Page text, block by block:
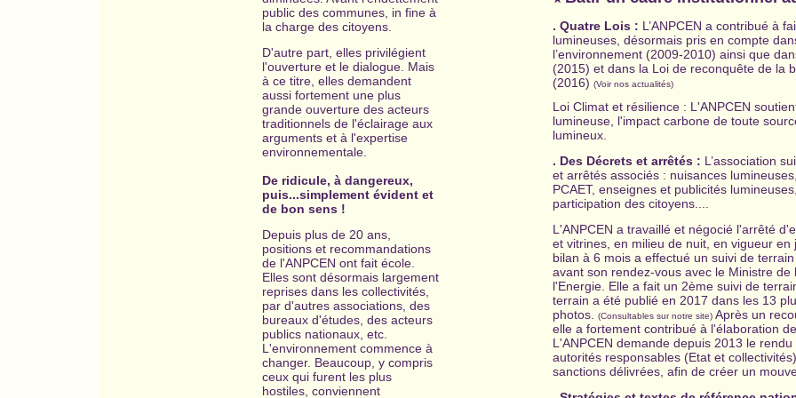
public des communes, in fine à
la charge des citoyens.
D'autre part, elles privilégient
l'ouverture et le dialogue. Mais
à ce titre, elles demandent
aussi fortement une plus
grande ouverture des acteurs
traditionnels de l'éclairage aux
arguments et à l'expertise
environnementale.
De ridicule, à dangereux,
puis...simplement évident et
de bon sens !
Depuis plus de 20 ans,
positions et recommandations
de l'ANPCEN ont fait école.
Elles sont désormais largement
reprises dans les collectivités,
par d'autres associations, des
bureaux d'études, des acteurs
publics nationaux, etc.
L'environnement commence à
changer. Beaucoup, y compris
ceux qui furent les plus
hostiles, conviennent
. Quatre Lois : L’ANPCEN a contribué à
lumineuses, désormais pris en compte
l’environnement (2009-2010) ainsi que
(2015) et dans la Loi de reconquête de la
(2016) (Voir nos actualités)
Loi Climat et résilience : L'ANPCEN
lumineuse, l'impact carbone de toute
lumineux.
. Des Décrets et arrêtés : L’association
et arrêtés associés : nuisances
PCAET, enseignes et publicités
participation des citoyens....
L'ANPCEN a travaillé et négocié l'arrêté
et vitrines, en milieu de nuit, en vigueur
bilan à 6 mois a effectué un suivi de
avant son rendez-vous avec le Ministre
l'Energie. Elle a fait un 2ème suivi de
terrain a été publié en 2017 dans les 13
photos.
(Consultables sur notre site) Après un
elle a fortement contribué à l'élaboration
L'ANPCEN demande depuis 2013 le
autorités responsables (Etat et
sanctions délivrées, afin de créer un